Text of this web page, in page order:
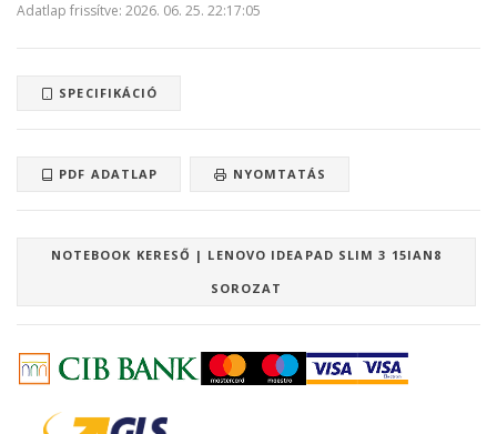
Adatlap frissítve: 2026. 06. 25. 22:17:05
SPECIFIKÁCIÓ
PDF ADATLAP NYOMTATÁS
NOTEBOOK KERESŐ | LENOVO IDEAPAD SLIM 3 15IAN8
SOROZAT